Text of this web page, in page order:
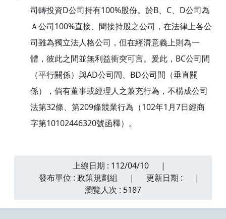
司轉投資D公司持有100%股份。於B、C、D公司為
Ａ公司100%直接、間接持股之公司，在法律上各公
司雖為獨立法人格公司，但在經濟意義上則為一
體，彼此之間並無利益衝突可言。爰此，BC公司間
（平行關係）與AD公司間、BD公司間（垂直關
係），倘有董事或經理人之兼充行為，不構成公司
法第32條、第209條競業行為（102年1月7日經商
字第10102446320號函釋）。
上線日期 : 112/04/10
|
發布單位 : 政策規劃組
| 更新日期 :
|
瀏覽人次 : 5187